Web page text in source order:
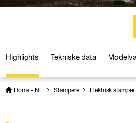
Highlights Tekniske data
Home - NE Stampere Elektrisk stamper